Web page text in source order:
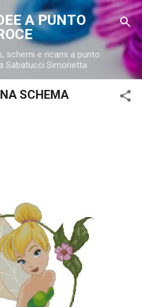
principali
A PUNTO
schemi e ricami a punto
Sabatucci Simonetta
SCHEMA